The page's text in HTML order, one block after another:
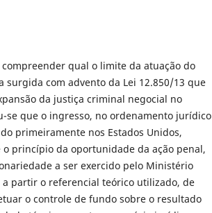
qual o limite da atuação do
surgida com advento da Lei 12.850/13 que
da justiça criminal negocial no
se que o ingresso, no ordenamento jurídico
primeiramente nos Estados Unidos,
princípio da oportunidade da ação penal,
a ser exercido pelo Ministério
a partir o referencial teórico utilizado, de
o controle de fundo sobre o resultado